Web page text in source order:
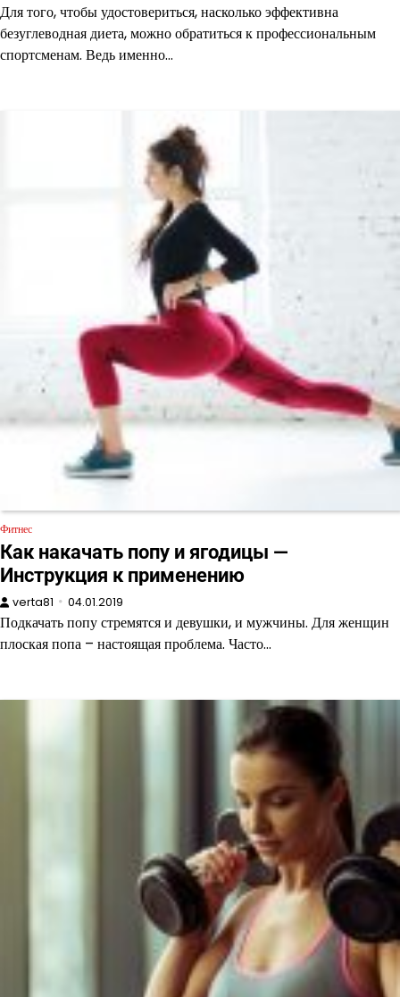
Для того, чтобы удостовериться, насколько эффективна
безуглеводная диета, можно обратиться к профессиональным
спортсменам. Ведь именно…
Фитнес
Как накачать попу и ягодицы —
Инструкция к применению
verta81 04.01.2019
Подкачать попу стремятся и девушки, и мужчины. Для женщин
плоская попа – настоящая проблема. Часто…